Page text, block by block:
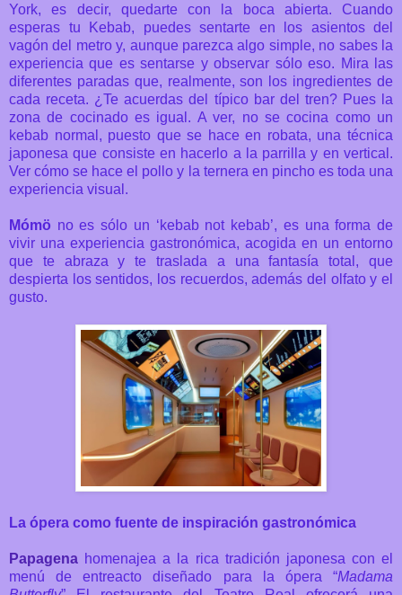
York, es decir, quedarte con la boca abierta. Cuando
esperas tu Kebab, puedes sentarte en los asientos del
vagón del metro y, aunque parezca algo simple, no sabes la
experiencia que es sentarse y observar sólo eso. Mira las
diferentes paradas que, realmente, son los ingredientes de
cada receta. ¿Te acuerdas del típico bar del tren? Pues la
zona de cocinado es igual. A ver, no se cocina como un
kebab normal, puesto que se hace en robata, una técnica
japonesa que consiste en hacerlo a la parrilla y en vertical.
Ver cómo se hace el pollo y la ternera en pincho es toda una
experiencia visual.
Mómö no es sólo un ‘kebab not kebab’, es una forma de
vivir una experiencia gastronómica, acogida en un entorno
que te abraza y te traslada a una fantasía total, que
despierta los sentidos, los recuerdos, además del olfato y el
gusto.
La ópera como fuente de inspiración gastronómica
Papagena homenajea a la rica tradición japonesa con el
menú de entreacto diseñado para la ópera “Madama